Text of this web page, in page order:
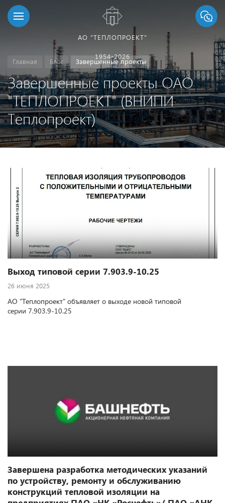
АО "ТЕПЛОПРОЕКТ"
1954-2026
Главная Блог Завершенные проекты
Завершенные проекты ОАО
"ТЕПЛОПРОЕКТ" (ВНИПИ
Теплопроект)
Выход типовой серии 7.903.9-10.25
26 июня 2025
АО "Теплопроект" объявляет о выходе новой типовой
серии 7.903.9-10.25
Завершена разработка методических указаний
по устройству, ремонту и обслуживанию
конструкций тепловой изоляции на